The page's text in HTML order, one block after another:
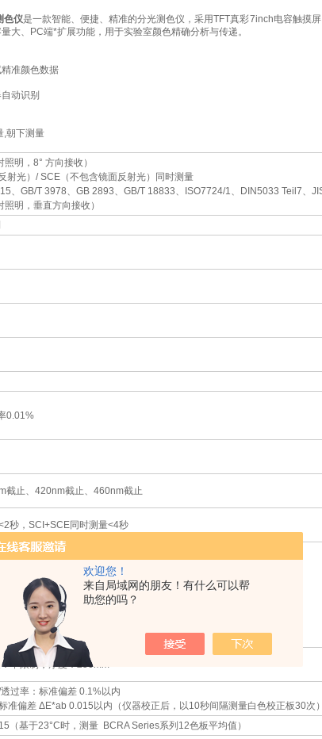
欢迎您！
来自局域网的朋友！有什么可以帮
助您的吗？
色仪是一款智能、便捷、精准的分光测色仪，采用TFT真彩7inch电容触摸
大、PC端*扩展功能，用于实验室颜色精确分析与传递。
准颜色数据
动识别
,朝下测量
明，8° 方向接收）
射光）/ SCE（不包含镜面反射光）同时测量
、GB/T 3978、GB 2893、GB/T 18833、ISO7724/1、DIN5033 Teil7、
明，垂直方向接收）
0.01%
截止、420nm截止、460nm截止
秒，SCI+SCE同时测量<4秒
Φ30mm
径，口径切换自动识别
不限制，厚度：≤50mm
过率：标准偏差 0.1%以内
准偏差 ΔE*ab 0.015以内（仪器校正后，以10秒间隔测量白色校正板30次
（基于23°C时，测量 BCRA Series系列12色板平均值）